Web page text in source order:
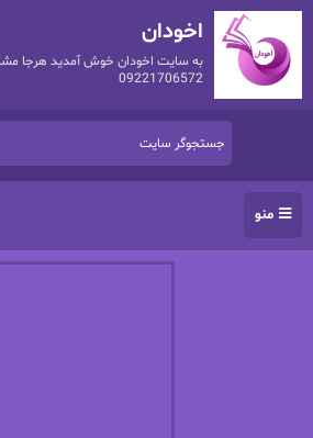
اخودان
به سایت اخودان خوش آمدید هرجا
09221706572
منو